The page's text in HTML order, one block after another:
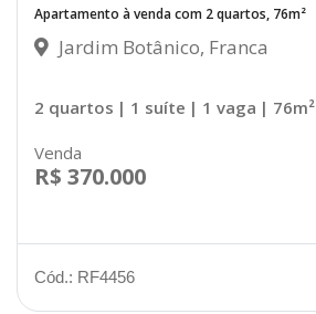
Apartamento à venda com 2 quartos, 76m²
Jardim Botânico, Franca
2 quartos | 1 suíte | 1 vaga | 76m²
Venda
R$ 370.000
Cód.: RF4456